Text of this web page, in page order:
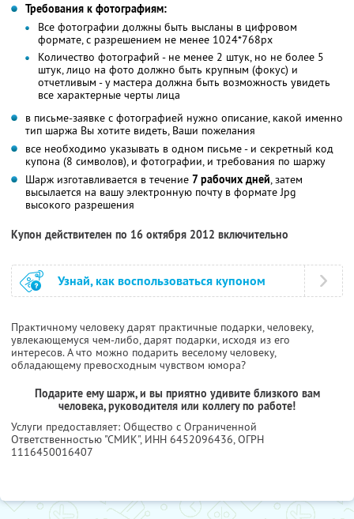
Требования к фотографиям:
Все фотографии должны быть высланы в цифровом
формате, с разрешением не менее 1024*768px
Количество фотографий - не менее 2 штук, но не более 5
штук, лицо на фото должно быть крупным (фокус) и
отчетливым - у мастера должна быть возможность увидеть
все характерные черты лица
в письме-заявке с фотографией нужно описание, какой именно
тип шаржа Вы хотите видеть, Ваши пожелания
все необходимо указывать в одном письме - и секретный код
купона (8 символов), и фотографии, и требования по шаржу
Шарж изготавливается в течение 7 рабочих дней, затем
высылается на вашу электронную почту в формате Jpg
высокого разрешения
Купон действителен по 16 октября 2012 включительно
Узнай, как воспользоваться купоном
Практичному человеку дарят практичные подарки, человеку,
увлекающемуся чем-либо, дарят подарки, исходя из его
интересов. А что можно подарить веселому человеку,
обладающему превосходным чувством юмора?
Подарите ему шарж, и вы приятно удивите близкого вам
человека, руководителя или коллегу по работе!
Услуги предоставляет: Общество с Ограниченной
Ответственностью "СМИК", ИНН 6452096436, ОГРН
1116450016407